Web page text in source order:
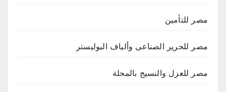
مصر للتأمين
مصر للحرير الصناعى وألياف البوليستر
مصر للغزل والنسيج بالمحلة